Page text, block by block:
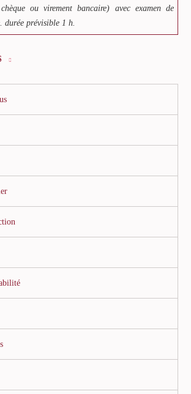
ou virement bancaire) avec examen de
durée prévisible 1 h.